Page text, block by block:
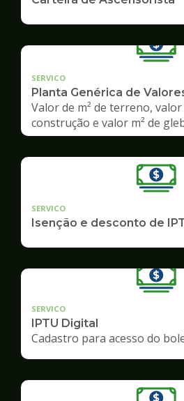
SERVICO
Planta Genérica de
Valor de m² de terreno, valor
construção e valor m² de
SERVICO
Isenção e desconto de
SERVICO
IPTU Digital
Cadastro para acesso do